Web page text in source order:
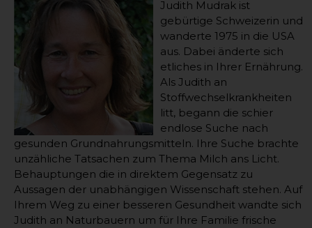
Judith Mudrak ist
gebürtige Schweizerin und
wanderte 1975 in die USA
aus. Dabei änderte sich
etliches in Ihrer Ernährung.
Als Judith an
Stoffwechselkrankheiten
litt, begann die schier
endlose Suche nach
gesunden Grundnahrungsmitteln. Ihre Suche brachte
unzähliche Tatsachen zum Thema Milch ans Licht.
Behauptungen die in direktem Gegensatz zu
Aussagen der unabhängigen Wissenschaft stehen. Auf
Ihrem Weg zu einer besseren Gesundheit wandte sich
Judith an Naturbauern um für Ihre Familie frische